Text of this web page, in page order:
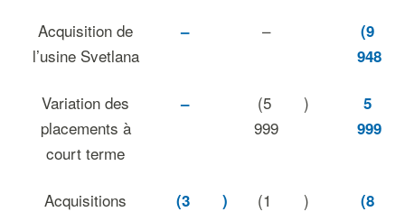
Acquisition de
l’usine Svetlana
– –
(9
948
Variation des
placements à
court terme
–
(5
999
)
5
999
Acquisitions
(3
)
(1
)
(8